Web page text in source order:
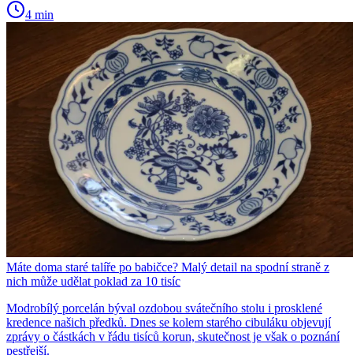
4 min
Máte doma staré talíře po babičce? Malý detail na spodní straně z
nich může udělat poklad za 10 tisíc
Modrobílý porcelán býval ozdobou svátečního stolu i prosklené
kredence našich předků. Dnes se kolem starého cibuláku objevují
zprávy o částkách v řádu tisíců korun, skutečnost je však o poznání
pestřejší.